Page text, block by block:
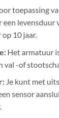
toepassing
levensduur
10 jaar.
Het armatuur
val -of
Je kunt met
sensor